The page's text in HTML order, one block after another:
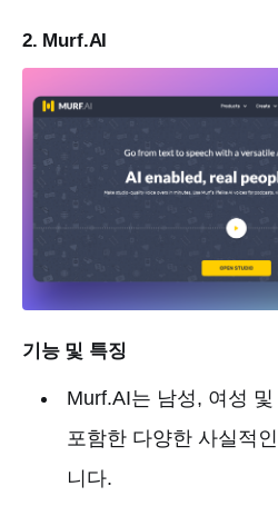
2. Murf.AI
기능 및 특징
Murf.AI는 남성, 여성
포함한 다양한 사실적
니다.